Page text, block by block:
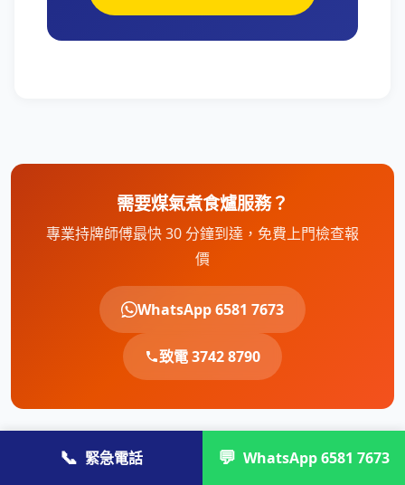
需要煤氣煮食爐服務？
專業持牌師傅最快 30 分鐘到達，免費上門檢查報
價
WhatsApp 6581 7673
致電 3742 8790
📞 緊急電話 💬 WhatsApp 6581 7673